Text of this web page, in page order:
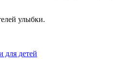
улыбки.
для детей